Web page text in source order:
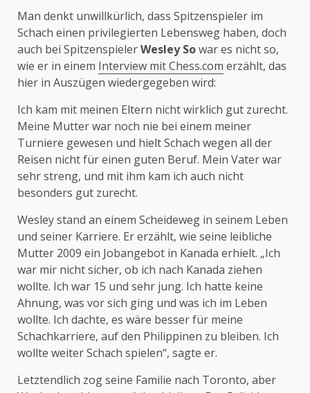
Man denkt unwillkürlich, dass Spitzenspieler im
Schach einen privilegierten Lebensweg haben, doch
auch bei SpitzenspielerWesley Sowar es nicht so,
wie er in einem Interview mit Chess.com erzählt, das
hier in Auszügen wiedergegeben wird:
Ich kam mit meinen Eltern nicht wirklich gut zurecht.
Meine Mutter war noch nie bei einem meiner
Turniere gewesen und hielt Schach wegen all der
Reisen nicht für einen guten Beruf. Mein Vater war
sehr streng, und mit ihm kam ich auch nicht
besonders gut zurecht.
Wesley stand an einem Scheideweg in seinem Leben
und seiner Karriere. Er erzählt, wie seine leibliche
Mutter 2009 ein Jobangebot in Kanada erhielt. „Ich
war mir nicht sicher, ob ich nach Kanada ziehen
wollte. Ich war 15 und sehr jung. Ich hatte keine
Ahnung, was vor sich ging und was ich im Leben
wollte. Ich dachte, es wäre besser für meine
Schachkarriere, auf den Philippinen zu bleiben. Ich
wollte weiter Schach spielen“, sagte er.
Letztendlich zog seine Familie nach Toronto, aber